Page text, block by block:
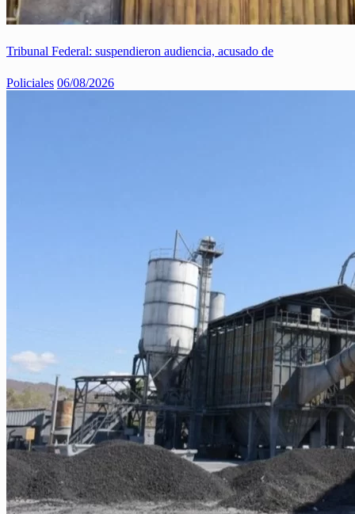
Tribunal Federal: suspendieron audiencia, acusado de
Policiales 06/08/2026